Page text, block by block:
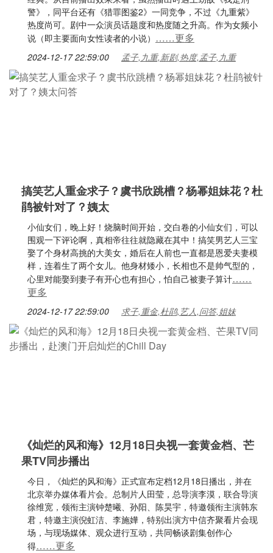
警》，同平台还有《猎罪图鉴2》一同竞争，不过《九重紫》
热度尚可。剧中一众演员话题度和热度随之升高。作为女频小
说（即主要面向女性读者的小说） ……更多
2024-12-17 22:59:00 孟子,九重,新剧,热度,孟子,九重
搞笑艺人重金求子？虞书欣跳槽？杨幂姐妹花？杜
鹃被针对了？姨太
小仙女们，晚上好！烧脑时间开始，交白卷的小仙女们，可以
围观一下评论啊，真相帝往往就隐藏在其中！搞笑男艺人三宝
娶了个身材高挑的大美女，婚后在人前也一直都是恩爱夫妻模
样，连着生了两个女儿。他身材矮小，长相也不是帅气型的，
心里对能娶到妻子有开心也有担心，怕自己被妻子算计……
更多
2024-12-17 22:59:00 求子,重金,杜鹃,艺人,问答,姐妹
《灿烂的风和海》12月18日央视一套黄金档、芒
果TV同步播出
今日，《灿烂的风和海》正式宣布定档12月18日播出，并在
北京举办媒体看片会。总制片人田莹，总导演李漠，联合导演
徐维宽，领衔主演钟楚曦、孙阳、陈昊宇，特邀领衔主演韩东
君，特邀主演倪虹洁、李施嬅，特别出演方中信齐聚看片会现
场，与现场媒体、观众进行互动，共同畅谈剧集创作心
得……更多